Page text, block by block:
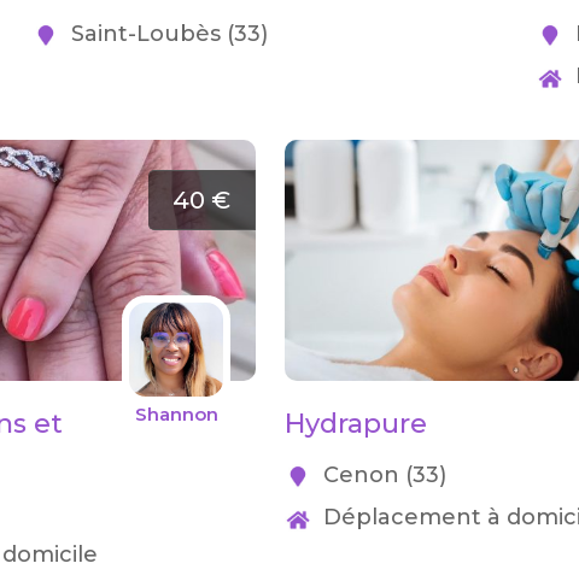
Saint-Loubès (33)
40 €
Shannon
et Hydrapure
Cenon (33)
Déplacement à